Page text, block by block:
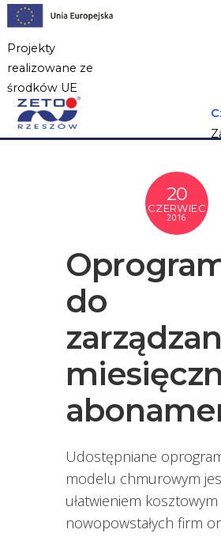
Projekty
realizowane ze
środków UE
20
CZERWIEC
2016
do
Udostępniane
modelu chmurowym
ułatwieniem
nowopowstałych firm